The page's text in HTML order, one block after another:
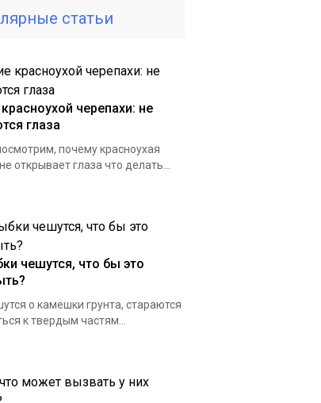
статьи
черепахи: не
глаза
почему красноухая
открывает глаза что делать...
чешутся, что бы это
о камешки грунта, стараются
к твердым частям...